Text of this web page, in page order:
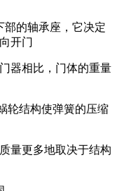
的轴承座，它决定
开门
器相比，门体的重量
结构使弹簧的压缩
更多地取决于结构